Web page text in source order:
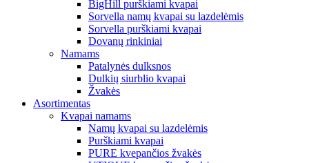
BigHill purškiami kvapai
Sorvella namų kvapai su lazdelėmis
Sorvella purškiami kvapai
Dovanų rinkiniai
Namams
Patalynės dulksnos
Dulkių siurblio kvapai
Žvakės
Asortimentas
Kvapai namams
Namų kvapai su lazdelėmis
Purškiami kvapai
PURE kvepančios žvakės